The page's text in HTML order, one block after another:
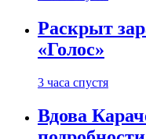
Раскрыт
«Голос»
3 часа спустя
Вдова